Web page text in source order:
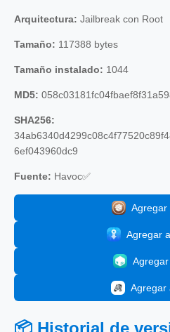
Arquitectura: Jailbreak con Root
Tamaño: 117388 bytes
Tamaño instalado: 1044
MD5:
SHA256:
6ef043960dc9
Fuente: Havoc✅
Agregar
Agregar
Agregar
📦 Historial de